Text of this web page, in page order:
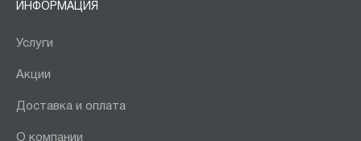
ИНФОРМАЦИЯ
Услуги
Акции
Доставка и оплата
О компании